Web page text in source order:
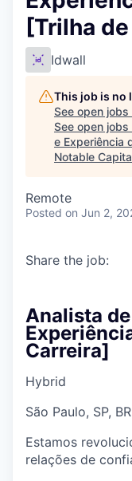
[Trilha
Idwall
This job is no
See open jobs
See open
e Experiência
Notable
Remote
Posted on Jun 2,
Share the job:
Analista
Carreira]
Hybrid
São Paulo, SP, BR
Estamos
relações de